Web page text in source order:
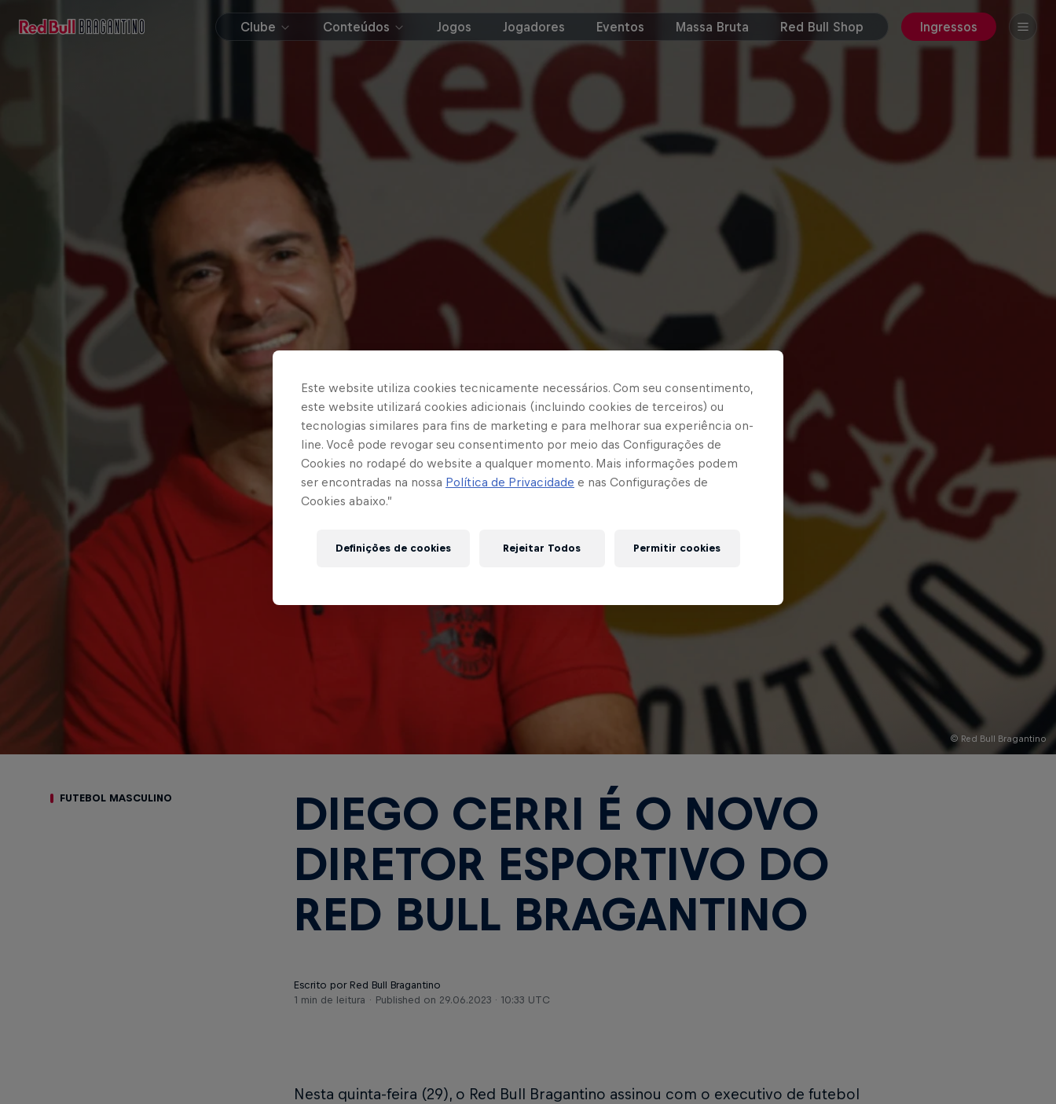
Clube Conteúdos Jogos Jogadores Eventos Massa Bruta Red Bull Shop Ingressos
© Red Bull Bragantino
FUTEBOL MASCULINO
DIEGO CERRI É O NOVO
DIRETOR ESPORTIVO DO
RED BULL BRAGANTINO
Escrito por Red Bull Bragantino
1 min de leitura
Published on 29.06.2023 · 10:33 UTC
Nesta quinta-feira (29), o Red Bull Bragantino assinou com o executivo de futebol
Este website utiliza cookies tecnicamente necessários. Com seu consentimento,
este website utilizará cookies adicionais (incluindo cookies de terceiros) ou
tecnologias similares para fins de marketing e para melhorar sua experiência on-
line. Você pode revogar seu consentimento por meio das Configurações de
Cookies no rodapé do website a qualquer momento. Mais informações podem
ser encontradas na nossa Política de Privacidade e nas Configurações de
Cookies abaixo.”
Definições de cookies Rejeitar Todos Permitir cookies